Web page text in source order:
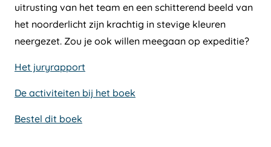
uitrusting van het team en een schitterend beeld van
het noorderlicht zijn krachtig in stevige kleuren
neergezet. Zou je ook willen meegaan op expeditie?
Het juryrapport
De activiteiten bij het boek
Bestel dit boek